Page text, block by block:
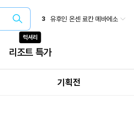
3 유후인 온센 료칸 메바에소
6 베트남 특가
7 유유버스투어
8 오사카 주유패스
국내 온천
리조트 특가
럭셔리
기획전